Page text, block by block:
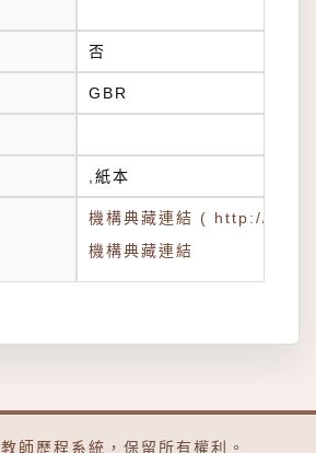
否
GBR
,紙本
機構典藏連結 ( http://
機構典藏連結
教師歷程系統 ，保留所有權利。